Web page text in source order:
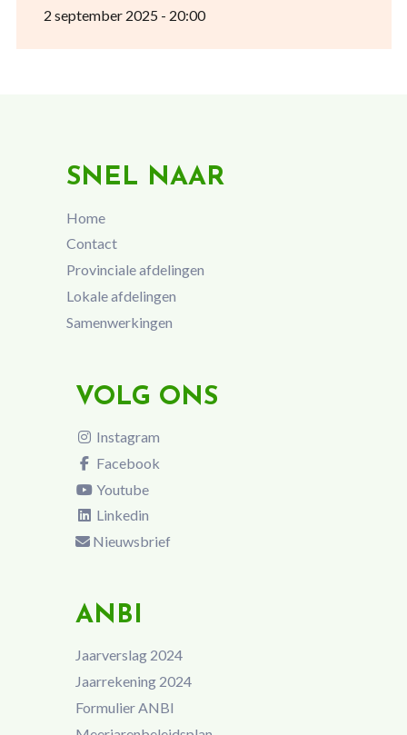
2 september 2025 - 20:00
SNEL NAAR
Home
Contact
Provinciale afdelingen
Lokale afdelingen
Samenwerkingen
VOLG ONS
Instagram
Facebook
Youtube
Linkedin
Nieuwsbrief
ANBI
Jaarverslag 2024
Jaarrekening 2024
Formulier ANBI